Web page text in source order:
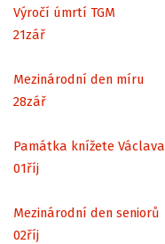
Výročí úmrtí TGM
21zář
Mezinárodní den míru
28zář
Památka knížete Václava
01říj
Mezinárodní den seniorů
02říj